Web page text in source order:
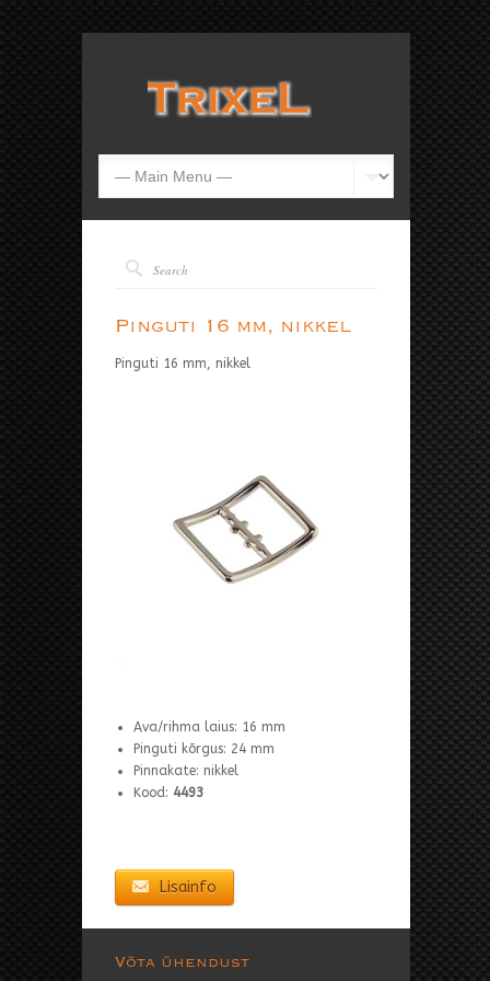
Pinguti 16 mm, nikkel
Pinguti 16 mm, nikkel
Ava/rihma laius: 16 mm
Pinguti kõrgus: 24 mm
Pinnakate: nikkel
Kood: 4493
Lisainfo
Võta ühendust